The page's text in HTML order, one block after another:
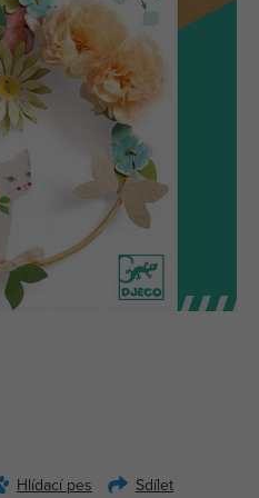
Hlídací pes Sdílet